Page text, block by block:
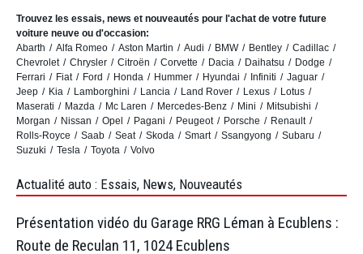
Trouvez les essais, news et nouveautés pour l'achat de votre future
voiture neuve ou d'occasion:
Abarth
Alfa Romeo Aston Martin Audi BMW Bentley
Cadillac
Chevrolet
Chrysler Citroën Corvette Dacia Daihatsu
Dodge
Ferrari
Fiat Ford Honda Hummer Hyundai Infiniti
Jaguar
Jeep
Kia Lamborghini Lancia Land Rover Lexus
Lotus
Maserati
Mazda Mc Laren Mercedes-Benz Mini
Mitsubishi
Morgan
Nissan Opel Pagani Peugeot Porsche
Renault
Rolls-Royce
Saab Seat Skoda Smart Ssangyong
Subaru
Suzuki
Tesla Toyota Volvo
Actualité auto : Essais, News, Nouveautés
Présentation vidéo du Garage RRG Léman à Ecublens :
Route de Reculan 11, 1024 Ecublens